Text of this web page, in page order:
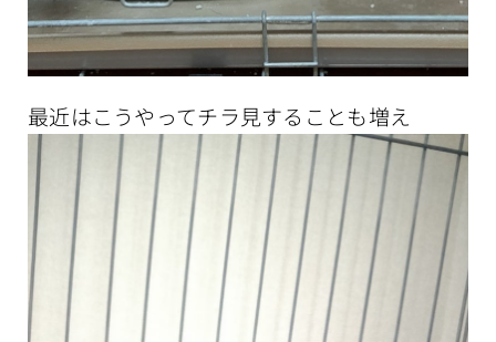
最近はこうやってチラ見することも増え